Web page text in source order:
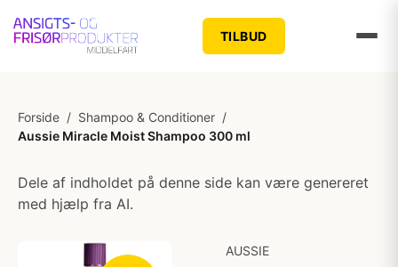
TILBUD
Forside / Shampoo & Conditioner /
Aussie Miracle Moist Shampoo 300 ml
Dele af indholdet på denne side kan være genereret
med hjælp fra AI.
AUSSIE